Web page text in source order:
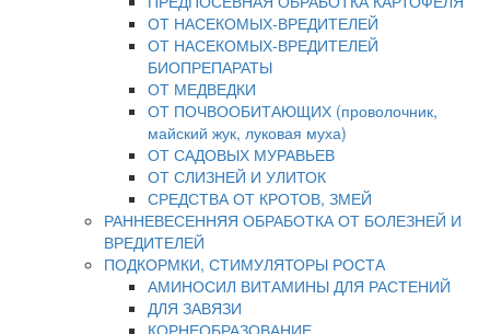
ОТ НАСЕКОМЫХ-ВРЕДИТЕЛЕЙ
ОТ НАСЕКОМЫХ-ВРЕДИТЕЛЕЙ
БИОПРЕПАРАТЫ
ОТ МЕДВЕДКИ
ОТ ПОЧВООБИТАЮЩИХ (проволочник,
майский жук, луковая муха)
ОТ САДОВЫХ МУРАВЬЕВ
ОТ СЛИЗНЕЙ И УЛИТОК
СРЕДСТВА ОТ КРОТОВ, ЗМЕЙ
РАННЕВЕСЕННЯЯ ОБРАБОТКА ОТ БОЛЕЗНЕЙ И
ВРЕДИТЕЛЕЙ
ПОДКОРМКИ, СТИМУЛЯТОРЫ РОСТА
АМИНОСИЛ ВИТАМИНЫ ДЛЯ РАСТЕНИЙ
ДЛЯ ЗАВЯЗИ
КОРНЕОБРАЗОВАНИЕ